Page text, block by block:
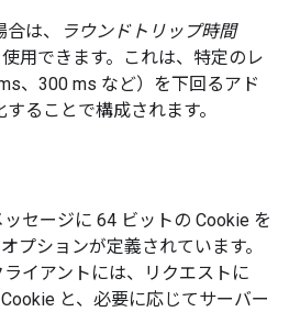
は、
ラウンドトリップ時間
用できます。これは、特定のレ
、300 ms など）を下回るアド
ることで構成されます。
セージに 64 ビットの Cookie を
プションが定義されています。
イアントには、リクエストに
と、必要に応じてサーバー